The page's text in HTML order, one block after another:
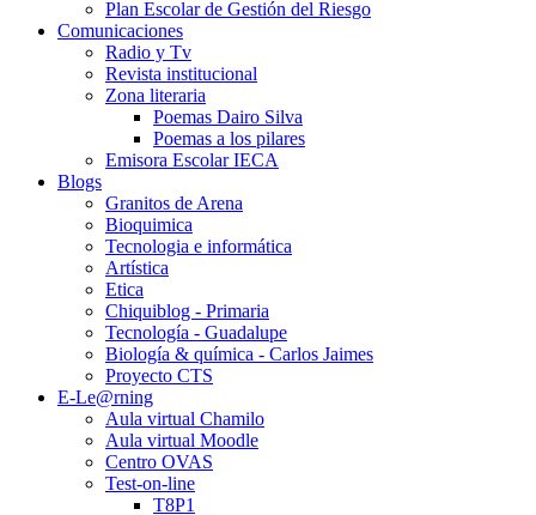
Plan Escolar de Gestión del Riesgo
Comunicaciones
Radio y Tv
Revista institucional
Zona literaria
Poemas Dairo Silva
Poemas a los pilares
Emisora Escolar IECA
Blogs
Granitos de Arena
Bioquimica
Tecnologia e informática
Artística
Etica
Chiquiblog - Primaria
Tecnología - Guadalupe
Biología & química - Carlos Jaimes
Proyecto CTS
E-Le@rning
Aula virtual Chamilo
Aula virtual Moodle
Centro OVAS
Test-on-line
T8P1